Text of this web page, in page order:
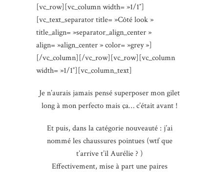
[vc_row][vc_column width= »1/1″]
[vc_text_separator title= »Côté look »
title_align= »separator_align_center »
align= »align_center » color= »grey »]
[/vc_column][/vc_row][vc_row][vc_column
width= »1/1″][vc_column_text]
Je n’aurais jamais pensé superposer mon gilet
long à mon perfecto mais ça… c’était avant !
Et puis, dans la catégorie nouveauté : j’ai
nommé les chaussures pointues (wtf que
t’arrive t’il Aurélie ? )
Effectivement, mise à part une paires